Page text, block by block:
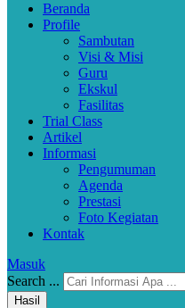
Beranda
Profile
Sambutan
Visi & Misi
Guru
Ekskul
Fasilitas
Trial Class
Artikel
Informasi
Pengumuman
Agenda
Prestasi
Foto Kegiatan
Kontak
Masuk
Search ...
Hasil